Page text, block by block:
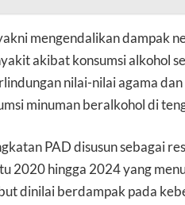
mengendalikan dampak
akibat konsumsi alkohol
nilai-nilai agama
minuman beralkohol di
PAD disusun sebagai
2020 hingga 2024 yang
dinilai berdampak pada